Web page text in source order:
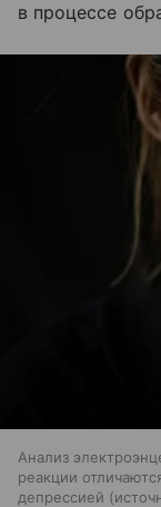
в процессе
Анализ
реакции
депрессией